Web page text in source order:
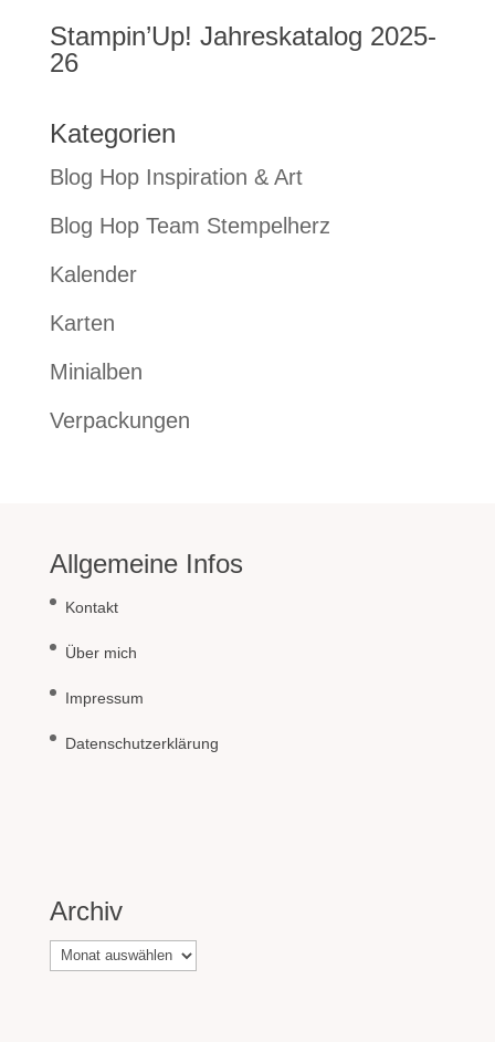
Stampin’Up! Jahreskatalog 2025-
26
Kategorien
Blog Hop Inspiration & Art
Blog Hop Team Stempelherz
Kalender
Karten
Minialben
Verpackungen
Allgemeine Infos
Kontakt
Über mich
Impressum
Datenschutzerklärung
Archiv
Archiv